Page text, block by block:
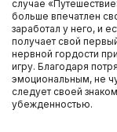
случае
больше впечатлен
заработал у него, и
получает свой
нервной гордости
игру. Благодаря
эмоциональным, не
следует своей
убежденностью.